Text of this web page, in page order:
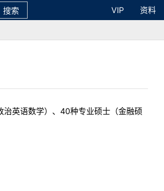
搜索 VIP
资料
英语数学）、40种专业硕士（金融硕